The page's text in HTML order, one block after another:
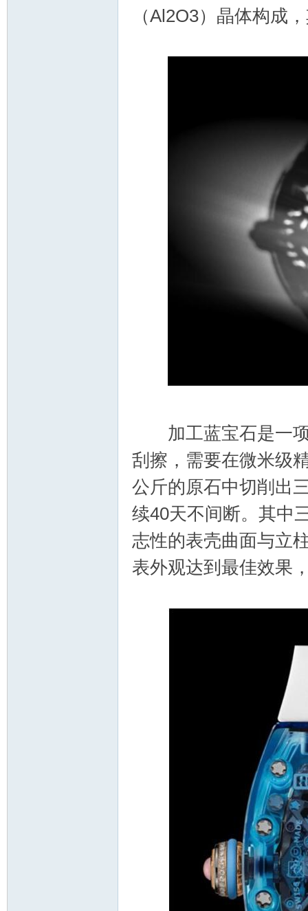
（Al2O3）晶体构成
加工蓝宝石是一项
刮擦，需要在微米级
公斤的原石中切削出
续40天不间断。其中
志性的表壳曲面与立
表外观达到最佳效果